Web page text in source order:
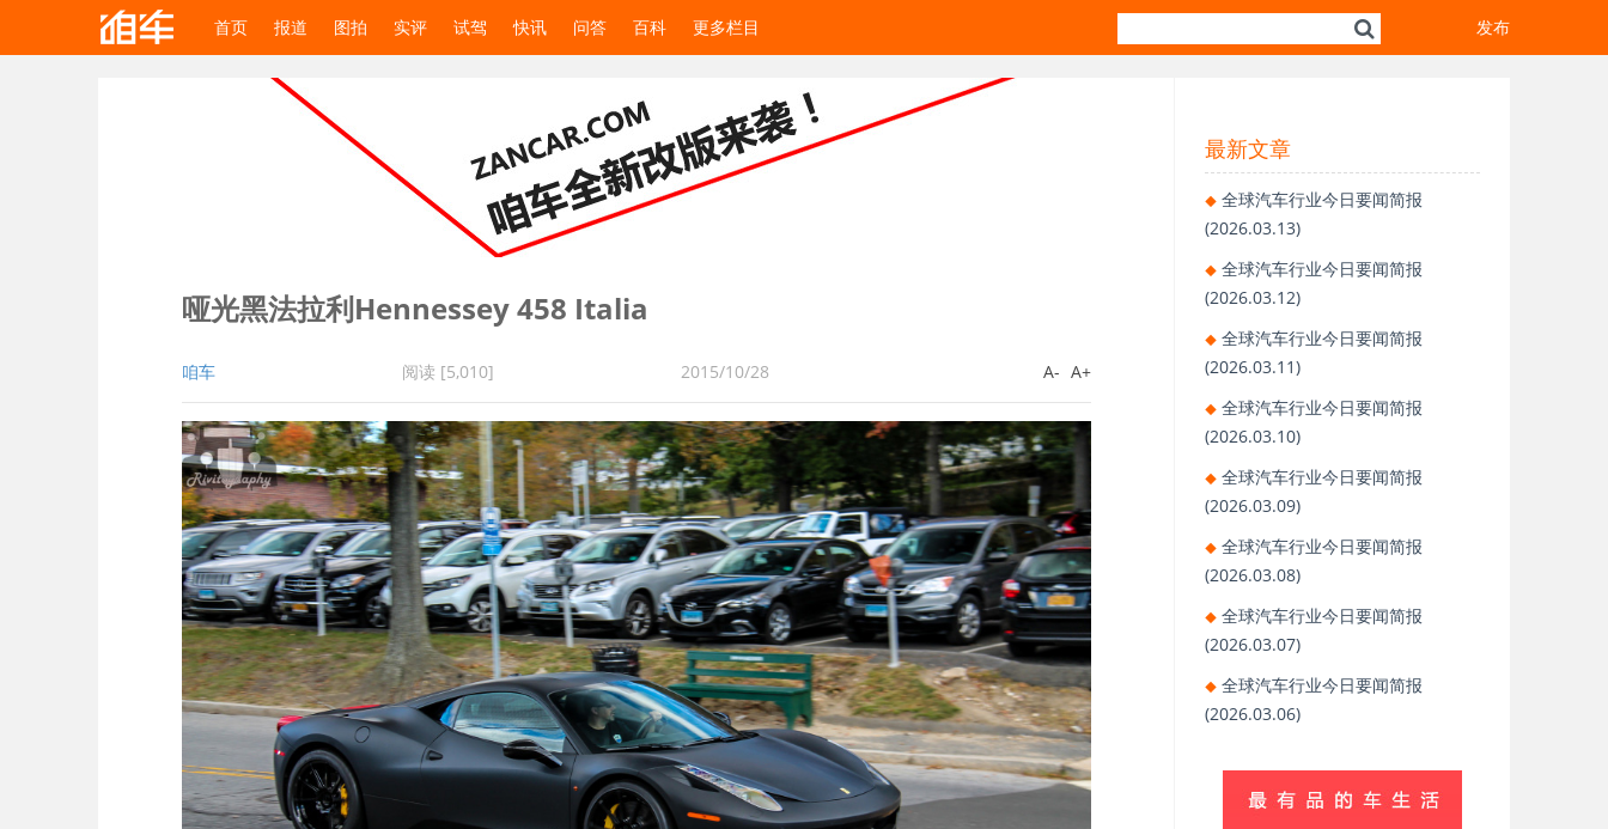
首页 报道 图拍 实评 试驾 快讯 问答 百科 更多栏目 发布
哑光黑法拉利Hennessey 458 Italia
咱车 阅读 [5,010] 2015/10/28 A- A+
最新文章
全球汽车行业今日要闻简报
(2026.03.13)
全球汽车行业今日要闻简报
(2026.03.12)
全球汽车行业今日要闻简报
(2026.03.11)
全球汽车行业今日要闻简报
(2026.03.10)
全球汽车行业今日要闻简报
(2026.03.09)
全球汽车行业今日要闻简报
(2026.03.08)
全球汽车行业今日要闻简报
(2026.03.07)
全球汽车行业今日要闻简报
(2026.03.06)